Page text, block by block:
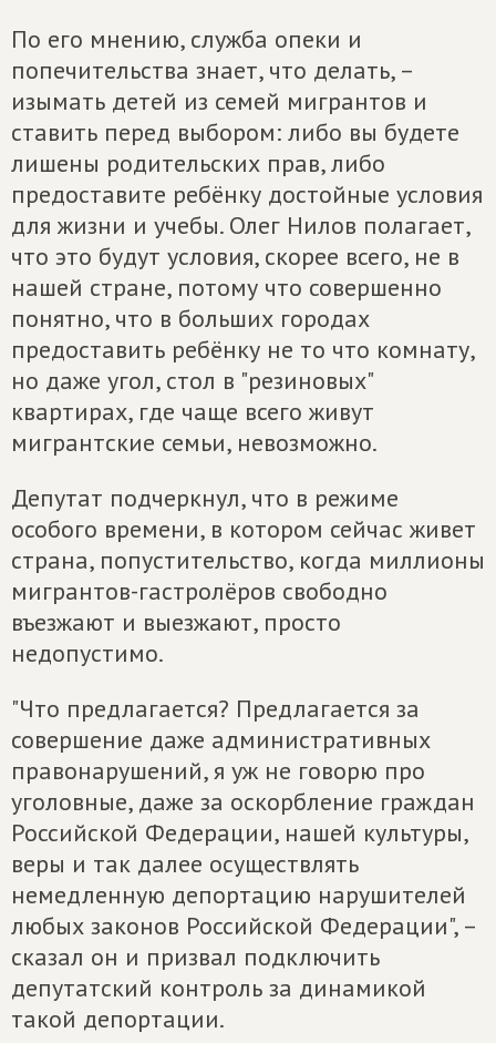
По его мнению, служба опеки и
попечительства знает, что делать, –
изымать детей из семей мигрантов и
ставить перед выбором: либо вы будете
лишены родительских прав, либо
предоставите ребёнку достойные условия
для жизни и учебы. Олег Нилов полагает,
что это будут условия, скорее всего, не в
нашей стране, потому что совершенно
понятно, что в больших городах
предоставить ребёнку не то что комнату,
но даже угол, стол в "резиновых"
квартирах, где чаще всего живут
мигрантские семьи, невозможно.
Депутат подчеркнул, что в режиме
особого времени, в котором сейчас живет
страна, попустительство, когда миллионы
мигрантов-гастролёров свободно
въезжают и выезжают, просто
недопустимо.
"Что предлагается? Предлагается за
совершение даже административных
правонарушений, я уж не говорю про
уголовные, даже за оскорбление граждан
Российской Федерации, нашей культуры,
веры и так далее осуществлять
немедленную депортацию нарушителей
любых законов Российской Федерации", –
сказал он и призвал подключить
депутатский контроль за динамикой
такой депортации.